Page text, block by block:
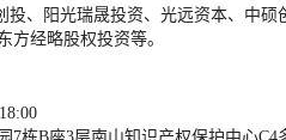
投、阳光瑞晟投资、光远资本、中
方经略股权投资等。